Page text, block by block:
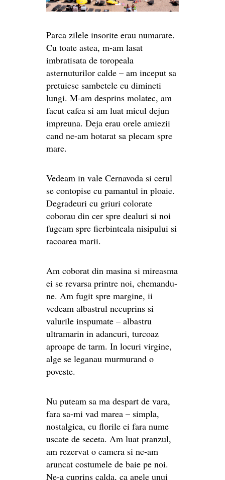
Parca zilele insorite erau numarate.
Cu toate astea, m-am lasat
imbratisata de toropeala
asternuturilor calde – am inceput sa
pretuiesc sambetele cu dimineti
lungi. M-am desprins molatec, am
facut cafea si am luat micul dejun
impreuna. Deja erau orele amiezii
cand ne-am hotarat sa plecam spre
mare.
Vedeam in vale Cernavoda si cerul
se contopise cu pamantul in ploaie.
Degradeuri cu griuri colorate
coborau din cer spre dealuri si noi
fugeam spre fierbinteala nisipului si
racoarea marii.
Am coborat din masina si mireasma
ei se revarsa printre noi, chemandu-
ne. Am fugit spre margine, ii
vedeam albastrul necuprins si
valurile inspumate – albastru
ultramarin in adancuri, turcoaz
aproape de tarm. In locuri virgine,
alge se leganau murmurand o
poveste.
Nu puteam sa ma despart de vara,
fara sa-mi vad marea – simpla,
nostalgica, cu florile ei fara nume
uscate de seceta. Am luat pranzul,
am rezervat o camera si ne-am
aruncat costumele de baie pe noi.
Ne-a cuprins calda, ca apele unui